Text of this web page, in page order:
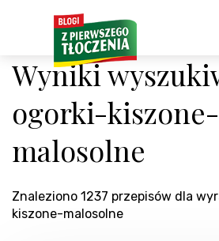
Wyniki
ogorki-kiszone-
malosolne
Znaleziono 1237 przepisów dla
kiszone-malosolne